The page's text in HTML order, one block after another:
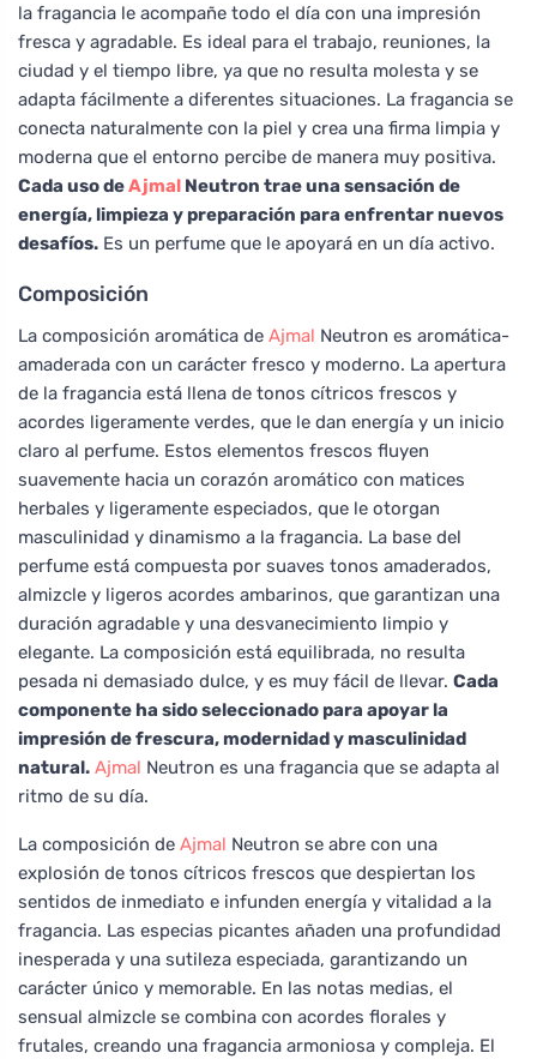
la fragancia le acompañe todo el día con una impresión
fresca y agradable. Es ideal para el trabajo, reuniones, la
ciudad y el tiempo libre, ya que no resulta molesta y se
adapta fácilmente a diferentes situaciones. La fragancia se
conecta naturalmente con la piel y crea una firma limpia y
moderna que el entorno percibe de manera muy positiva.
Cada uso deAjmal Neutron trae una sensación de
energía, limpieza y preparación para enfrentar nuevos
desafíos. Es un perfume que le apoyará en un día activo.
Composición
La composición aromática de Ajmal Neutron es aromática-
amaderada con un carácter fresco y moderno. La apertura
de la fragancia está llena de tonos cítricos frescos y
acordes ligeramente verdes, que le dan energía y un inicio
claro al perfume. Estos elementos frescos fluyen
suavemente hacia un corazón aromático con matices
herbales y ligeramente especiados, que le otorgan
masculinidad y dinamismo a la fragancia. La base del
perfume está compuesta por suaves tonos amaderados,
almizcle y ligeros acordes ambarinos, que garantizan una
duración agradable y una desvanecimiento limpio y
elegante. La composición está equilibrada, no resulta
pesada ni demasiado dulce, y es muy fácil de llevar. Cada
componente ha sido seleccionado para apoyar la
impresión de frescura, modernidad y masculinidad
natural. Ajmal Neutron es una fragancia que se adapta al
ritmo de su día.
La composición de Ajmal Neutron se abre con una
explosión de tonos cítricos frescos que despiertan los
sentidos de inmediato e infunden energía y vitalidad a la
fragancia. Las especias picantes añaden una profundidad
inesperada y una sutileza especiada, garantizando un
carácter único y memorable. En las notas medias, el
sensual almizcle se combina con acordes florales y
frutales, creando una fragancia armoniosa y compleja. El